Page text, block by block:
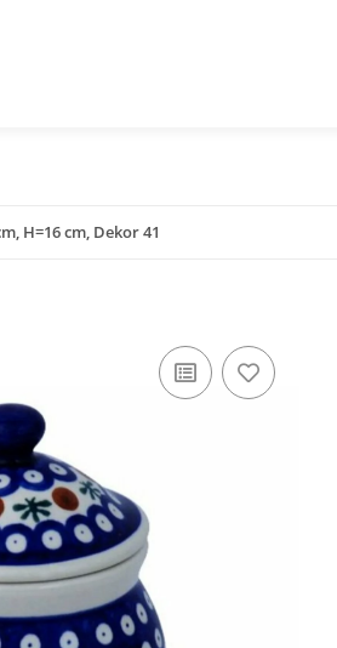
H=16 cm, Dekor 41